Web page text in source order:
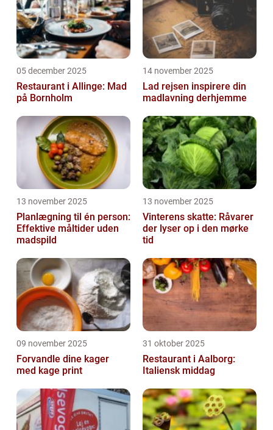
05 december 2025
Restaurant i Allinge: Mad
på Bornholm
14 november 2025
Lad rejsen inspirere din
madlavning derhjemme
13 november 2025
Planlægning til én person:
Effektive måltider uden
madspild
13 november 2025
Vinterens skatte: Råvarer
der lyser op i den mørke
tid
09 november 2025
Forvandle dine kager
med kage print
31 oktober 2025
Restaurant i Aalborg:
Italiensk middag